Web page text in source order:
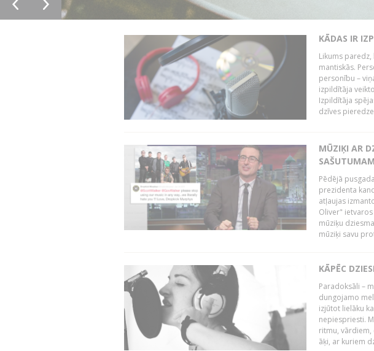
KĀDAS IR
Likums
mantiskās.
personību –
izpildītāja
Izpildītāja
dzīves
MŪZIĶI AR
Pēdējā
prezidenta
atļaujas
Oliver"
mūziķu
mūziķi savu
KĀPĒC
Paradoksāli –
dungojamo
izjūtot lielāku
nepiespriesti.
ritmu, vārdiem,
āķi, ar kuriem